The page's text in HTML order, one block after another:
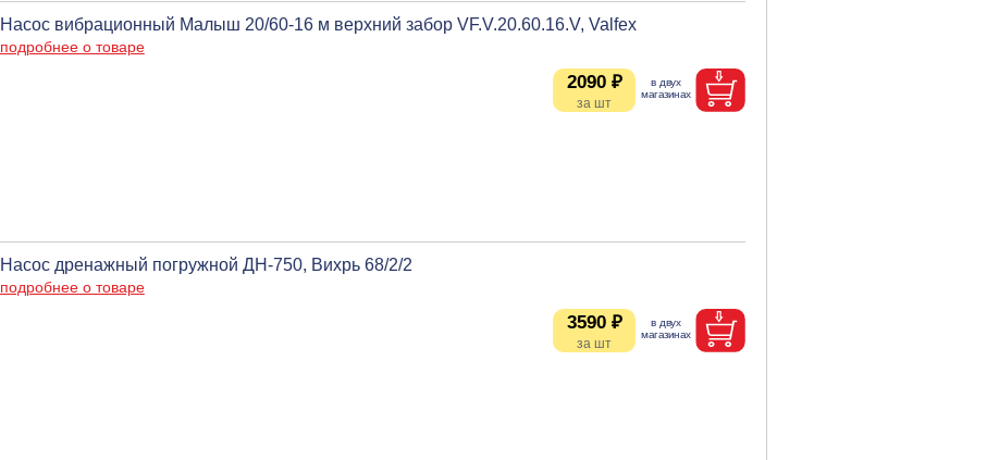
Насос вибрационный Малыш 20/60-16 м верхний забор VF.V.20.60.16.V, Valfex
подробнее о товаре
2090 ₽
Насос дренажный погружной ДН-750, Вихрь 68/2/2
подробнее о товаре
3590 ₽